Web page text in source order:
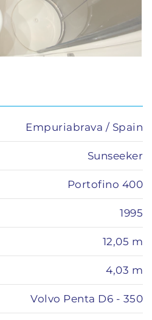
Empuriabrava / Spain
Sunseeker
Portofino 400
1995
12,05 m
4,03 m
Volvo Penta D6 - 350